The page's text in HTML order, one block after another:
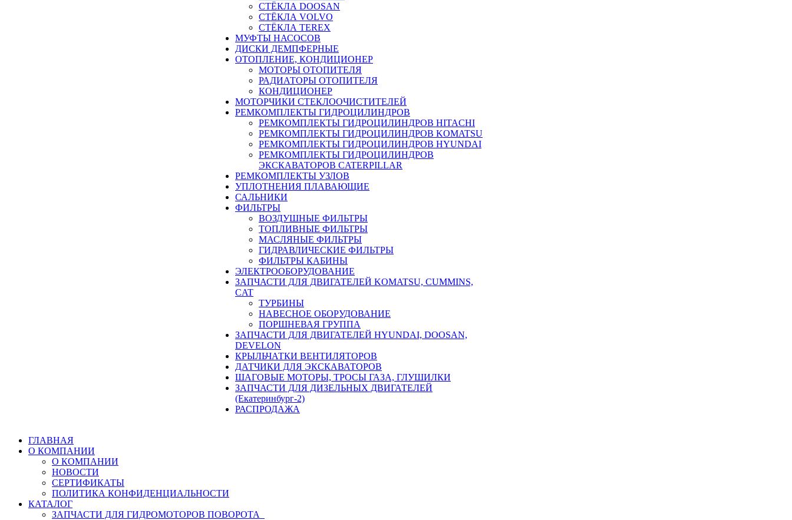
СТЁКЛА DOOSAN
СТЁКЛА VOLVO
СТЁКЛА TEREX
МУФТЫ НАСОСОВ
ДИСКИ ДЕМПФЕРНЫЕ
ОТОПЛЕНИЕ, КОНДИЦИОНЕР
МОТОРЫ ОТОПИТЕЛЯ
РАДИАТОРЫ ОТОПИТЕЛЯ
КОНДИЦИОНЕР
МОТОРЧИКИ СТЕКЛООЧИСТИТЕЛЕЙ
РЕМКОМПЛЕКТЫ ГИДРОЦИЛИНДРОВ
РЕМКОМПЛЕКТЫ ГИДРОЦИЛИНДРОВ HITACHI
РЕМКОМПЛЕКТЫ ГИДРОЦИЛИНДРОВ KOMATSU
РЕМКОМПЛЕКТЫ ГИДРОЦИЛИНДРОВ HYUNDAI
РЕМКОМПЛЕКТЫ ГИДРОЦИЛИНДРОВ
ЭКСКАВАТОРОВ CATERPILLAR
РЕМКОМПЛЕКТЫ УЗЛОВ
УПЛОТНЕНИЯ ПЛАВАЮЩИЕ
САЛЬНИКИ
ФИЛЬТРЫ
ВОЗДУШНЫЕ ФИЛЬТРЫ
ТОПЛИВНЫЕ ФИЛЬТРЫ
МАСЛЯНЫЕ ФИЛЬТРЫ
ГИДРАВЛИЧЕСКИЕ ФИЛЬТРЫ
ФИЛЬТРЫ КАБИНЫ
ЭЛЕКТРООБОРУДОВАНИЕ
ЗАПЧАСТИ ДЛЯ ДВИГАТЕЛЕЙ KOMATSU, CUMMINS,
CAT
ТУРБИНЫ
НАВЕСНОЕ ОБОРУДОВАНИЕ
ПОРШНЕВАЯ ГРУППА
ЗАПЧАСТИ ДЛЯ ДВИГАТЕЛЕЙ HYUNDAI, DOOSAN,
DEVELON
КРЫЛЬЧАТКИ ВЕНТИЛЯТОРОВ
ДАТЧИКИ ДЛЯ ЭКСКАВАТОРОВ
ШАГОВЫЕ МОТОРЫ, ТРОСЫ ГАЗА, ГЛУШИЛКИ
ЗАПЧАСТИ ДЛЯ ДИЗЕЛЬНЫХ ДВИГАТЕЛЕЙ
(Екатеринбург-2)
РАСПРОДАЖА
ГЛАВНАЯ
О КОМПАНИИ
О КОМПАНИИ
НОВОСТИ
СЕРТИФИКАТЫ
ПОЛИТИКА КОНФИДЕНЦИАЛЬНОСТИ
КАТАЛОГ
ЗАПЧАСТИ ДЛЯ ГИДРОМОТОРОВ ПОВОРОТА